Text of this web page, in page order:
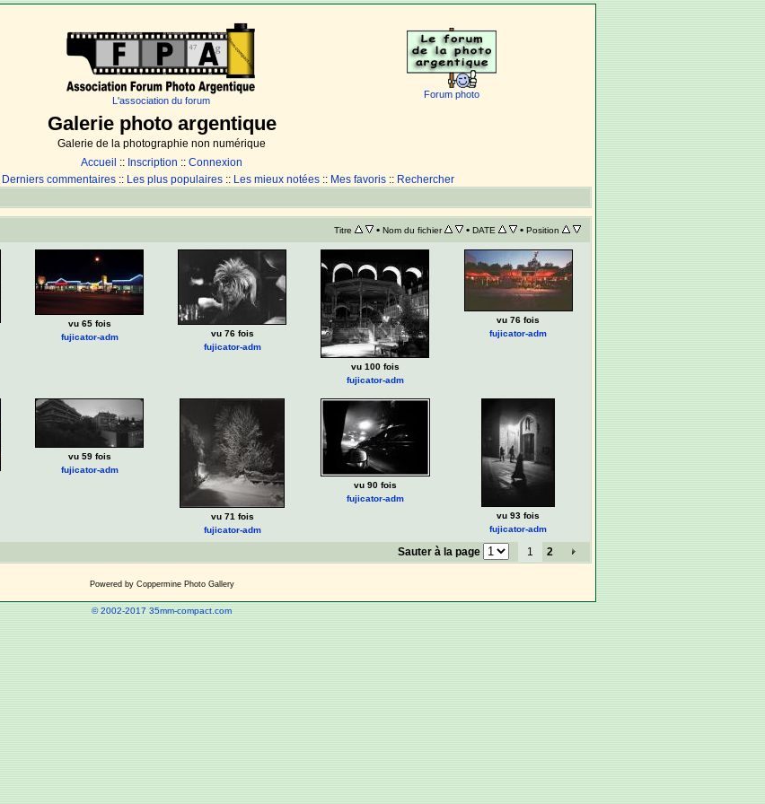
L'association du forum
Forum photo
Galerie photo argentique
Galerie de la photographie non numérique
Accueil :: Inscription :: Connexion
Derniers commentaires :: Les plus populaires :: Les mieux notées :: Mes favoris :: Rechercher
Titre • Nom du fichier • DATE • Position
vu 65 fois
fujicator-adm
vu 76 fois
fujicator-adm
vu 100 fois
fujicator-adm
vu 76 fois
fujicator-adm
vu 59 fois
fujicator-adm
vu 71 fois
fujicator-adm
vu 90 fois
fujicator-adm
vu 93 fois
fujicator-adm
Sauter à la page 1 2
Powered by Coppermine Photo Gallery
© 2002-2017 35mm-compact.com